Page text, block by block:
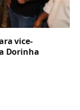
vice-
Dorinha